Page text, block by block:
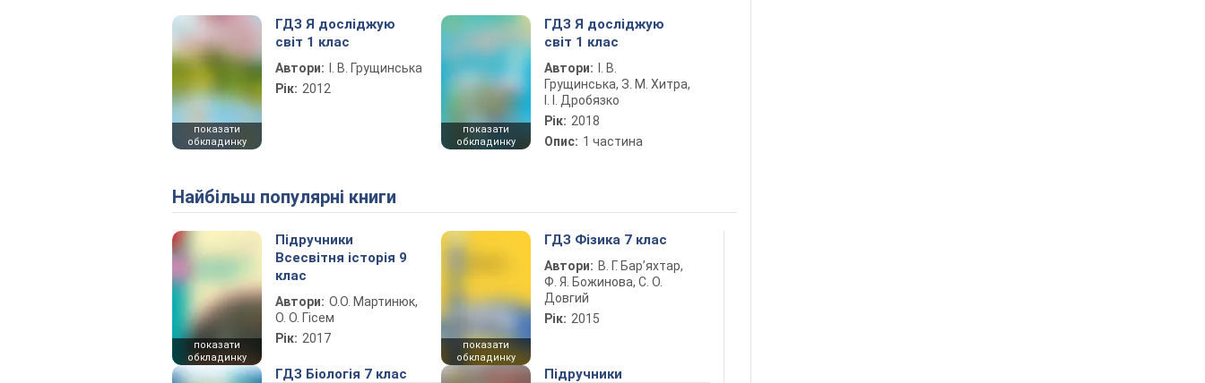
показати
обкладинку
ГДЗ Я досліджую
світ 1 клас
Автори:
І. В. Грущинська
Рік: 2012
показати
обкладинку
ГДЗ Я досліджую
світ 1 клас
Автори:
І. В.
Грущинська, З. М. Хитра,
І. І. Дробязко
Рік: 2018
Опис: 1 частина
Найбільш популярні книги
показати
обкладинку
Підручники
Всесвітня історія 9
клас
Автори: О.О. Мартинюк,
О. О. Гісем
Рік: 2017
показати
обкладинку
ГДЗ Фізика 7 клас
Автори: В. Г. Бар’яхтар,
Ф. Я. Божинова, С. О.
Довгий
Рік: 2015
ГДЗ Біологія 7 клас
Підручники